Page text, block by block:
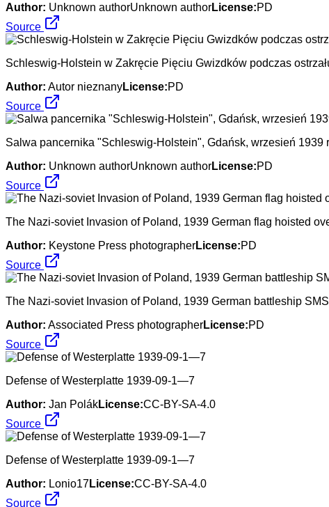
Author: Unknown authorUnknown authorLicense:PD
Source
Schleswig-Holstein w Zakręcie Pięciu Gwizdków podczas
Author: Autor nieznanyLicense:PD
Source
Salwa pancernika "Schleswig-Holstein", Gdańsk, wrzesień 1939
Author: Unknown authorUnknown authorLicense:PD
Source
The Nazi-soviet Invasion of Poland, 1939 German flag hoisted
Author: Keystone Press photographerLicense:PD
Source
The Nazi-soviet Invasion of Poland, 1939 German battleship
Author: Associated Press photographerLicense:PD
Source
Defense of Westerplatte 1939-09-1—7
Author: Jan PolákLicense:CC-BY-SA-4.0
Source
Defense of Westerplatte 1939-09-1—7
Author: Lonio17License:CC-BY-SA-4.0
Source